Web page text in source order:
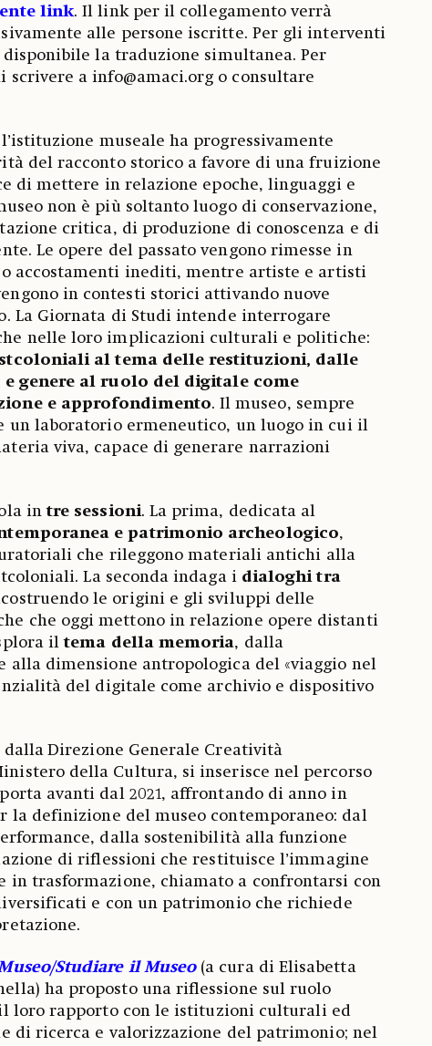
link. Il link per il collegamento verrà
alle persone iscritte. Per gli interventi
la traduzione simultanea. Per
a info@amaci.org o consultare
museale ha progressivamente
del racconto storico a favore di una fruizione
di mettere in relazione epoche, linguaggi e
non è più soltanto luogo di conservazione,
critica, di produzione di conoscenza e di
Le opere del passato vengono rimesse in
accostamenti inediti, mentre artiste e artisti
in contesti storici attivando nuove
La Giornata di Studi intende interrogare
nelle loro implicazioni culturali e politiche:
al tema delle restituzioni, dalle
genere al ruolo del digitale come
e approfondimento. Il museo, sempre
un laboratorio ermeneutico, un luogo in cui il
viva, capace di generare narrazioni
intre sessioni. La prima, dedicata al
e patrimonio archeologico,
che rileggono materiali antichi alla
La seconda indaga i dialoghi tra
le origini e gli sviluppi delle
che oggi mettono in relazione opere distanti
iltema della memoria, dalla
alla dimensione antropologica del «viaggio nel
del digitale come archivio e dispositivo
dalla Direzione Generale Creatività
della Cultura, si inserisce nel percorso
avanti dal 2021, affrontando di anno in
la definizione del museo contemporaneo: dal
dalla sostenibilità alla funzione
di riflessioni che restituisce l’immagine
in trasformazione, chiamato a confrontarsi con
e con un patrimonio che richiede
Studiare il Museo(a cura di Elisabetta
ha proposto una riflessione sul ruolo
loro rapporto con le istituzioni culturali ed
di ricerca e valorizzazione del patrimonio; nel